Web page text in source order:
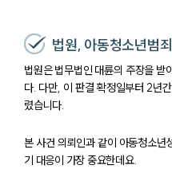
법원, 아동청소년범
법원은 법무법인 대륜의 주장을 받
다. 다만, 이 판결 확정일부터 2년
렸습니다.
본 사건 의뢰인과 같이 아동청소년
기 대응이 가장 중요한데요.